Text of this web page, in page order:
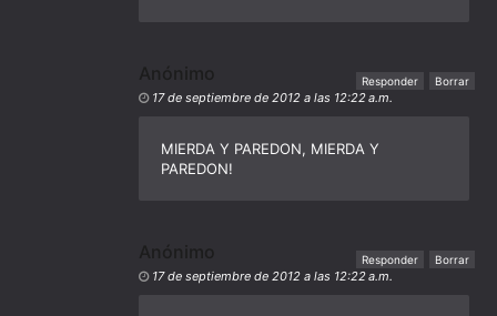
Anónimo
17 de septiembre de 2012 a las 12:22 a.m.
MIERDA Y PAREDON, MIERDA Y
PAREDON!
Responder Borrar
Anónimo
17 de septiembre de 2012 a las 12:22 a.m.
Responder Borrar